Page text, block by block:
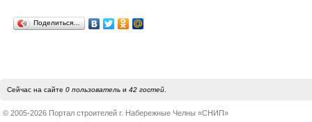
Поделиться…
Сейчас на сайте 0 пользовательи 42 гостей.
© 2005-2026 Портал строителей г. Набережные Челны «СНИП»